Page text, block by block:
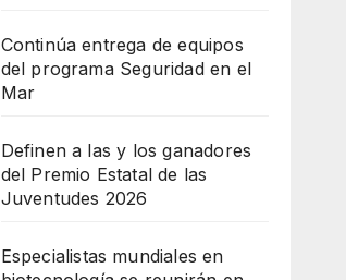
Continúa entrega de equipos
del programa Seguridad en el
Mar
Definen a las y los ganadores
del Premio Estatal de las
Juventudes 2026
Especialistas mundiales en